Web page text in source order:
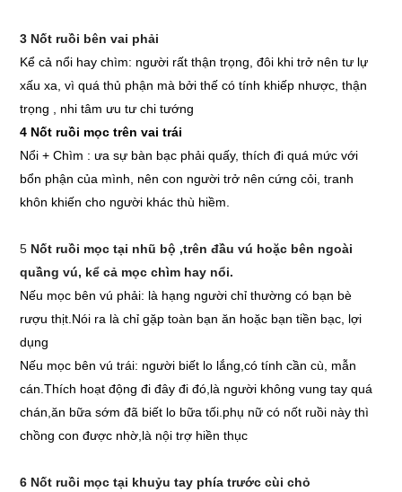
3 Nốt ruồi bên vai phải
Kể cả nổi hay chìm: người rất thận trọng, đôi khi trở nên tư lự
xấu xa, vì quá thủ phận mà bởi thế có tính khiếp nhược, thận
trọng , nhi tâm ưu tư chi tướng
4 Nốt ruồi mọc trên vai trái
Nổi + Chìm : ưa sự bàn bạc phải quấy, thích đi quá mức với
bổn phận của mình, nên con người trở nên cứng cỏi, tranh
khôn khiến cho người khác thù hiềm.
5 Nốt ruồi mọc tại nhũ bộ ,trên đầu vú hoặc bên ngoài
quầng vú, kể cả mọc chìm hay nổi.
Nếu mọc bên vú phải: là hạng người chỉ thường có bạn bè
rượu thịt.Nói ra là chỉ gặp toàn bạn ăn hoặc bạn tiền bạc, lợi
dụng
Nếu mọc bên vú trái: người biết lo lắng,có tính cần cù, mẫn
cán.Thích hoạt động đi đây đi đó,là người không vung tay quá
chán,ăn bữa sớm đã biết lo bữa tối.phụ nữ có nốt ruồi này thì
chồng con được nhờ,là nội trợ hiền thục
6 Nốt ruồi mọc tại khuỷu tay phía trước cùi chỏ